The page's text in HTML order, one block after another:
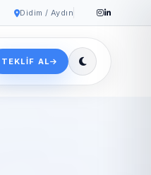
Didim / Aydın
TEKLIF AL